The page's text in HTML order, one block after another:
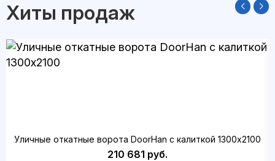
Хиты продаж
Уличные откатные ворота DoorHan с калиткой 1300х2100
210 681 руб.